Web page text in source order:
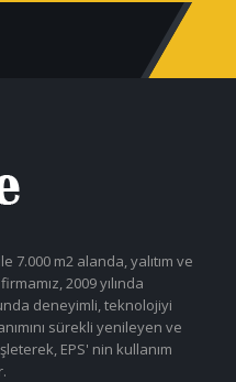
7.000 m2 alanda, yalıtım ve
2009 yılında
deneyimli, teknolojiyi
sürekli yenileyen ve
EPS' nin kullanım